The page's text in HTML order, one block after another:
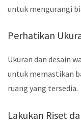
untuk mengurangi
Perhatikan
Ukuran dan desain
untuk memastikan
ruang yang tersedia.
Lakukan Riset